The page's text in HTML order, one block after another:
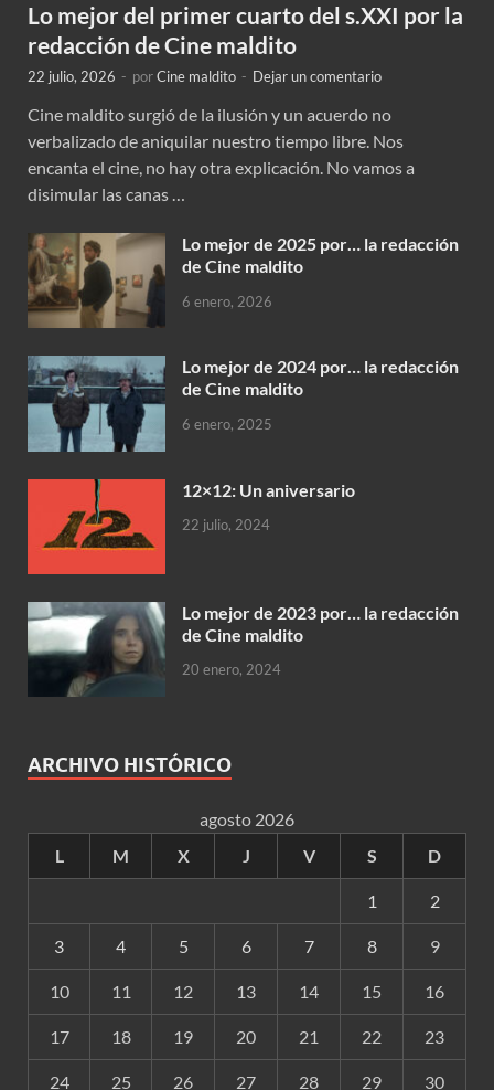
Lo mejor del primer cuarto del s.XXI por la
redacción de Cine maldito
22 julio, 2026 - porCine maldito - Dejar un comentario
Cine maldito surgió de la ilusión y un acuerdo no
verbalizado de aniquilar nuestro tiempo libre. Nos
encanta el cine, no hay otra explicación. No vamos a
disimular las canas …
Lo mejor de 2025 por… la redacción
de Cine maldito
6 enero, 2026
Lo mejor de 2024 por… la redacción
de Cine maldito
6 enero, 2025
12×12: Un aniversario
22 julio, 2024
Lo mejor de 2023 por… la redacción
de Cine maldito
20 enero, 2024
ARCHIVO HISTÓRICO
agosto 2026
L
M X J V S D
1 2
3 4 5 6 7 8 9
10 11 12 13 14 15 16
17 18 19 20 21 22 23
24 25 26 27 28 29 30